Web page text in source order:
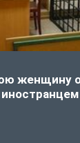
женщину